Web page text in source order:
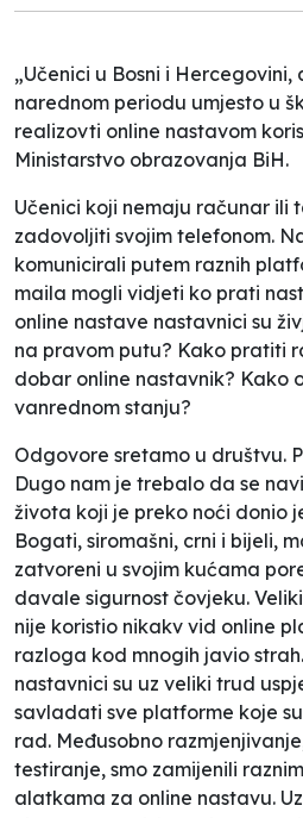
„Učenici u Bosni i Hercegovini,
narednom periodu umjesto u
realizovti online nastavom
Ministarstvo obrazovanja BiH.
Učenici koji nemaju računar ili
zadovoljiti svojim telefonom.
komunicirali putem raznih
maila mogli vidjeti ko prati
online nastave nastavnici su
na pravom putu? Kako pratiti
dobar online nastavnik? Kako
vanrednom stanju?
Odgovore sretamo u društvu.
Dugo nam je trebalo da se
života koji je preko noći donio
Bogati, siromašni, crni i bijeli,
zatvoreni u svojim kućama
davale sigurnost čovjeku.
nije koristio nikakv vid online
razloga kod mnogih javio
nastavnici su uz veliki trud
savladati sve platforme koje
rad. Međusobno
testiranje, smo zamijenili
alatkama za online nastavu.